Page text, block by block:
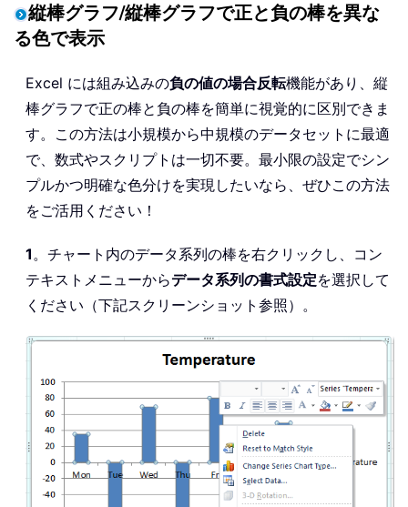
縦棒グラフ/縦棒グラフで正と負の棒を異な
る色で表示
Excel には組み込みの負の値の場合反転機能があり、縦
棒グラフで正の棒と負の棒を簡単に視覚的に区別できま
す。この方法は小規模から中規模のデータセットに最適
で、数式やスクリプトは一切不要。最小限の設定でシン
プルかつ明確な色分けを実現したいなら、ぜひこの方法
をご活用ください！
1。チャート内のデータ系列の棒を右クリックし、コン
テキストメニューからデータ系列の書式設定を選択して
ください（下記スクリーンショット参照）。